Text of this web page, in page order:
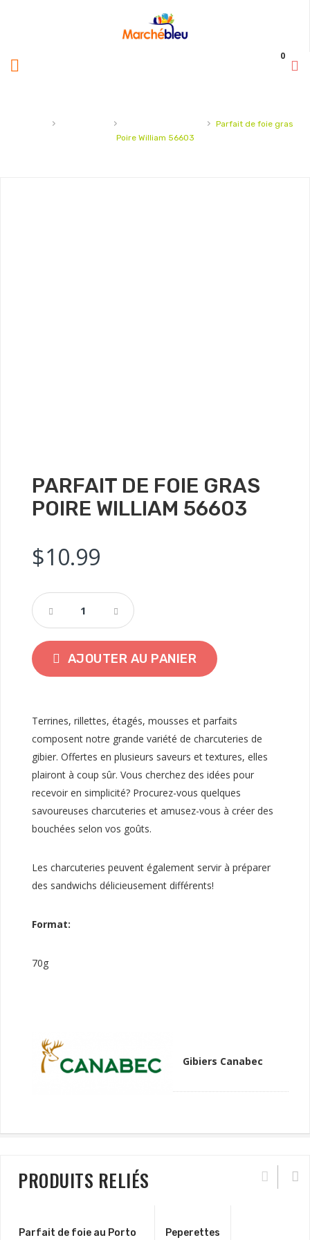
0
› › ›
Parfait de foie gras
Poire William 56603
PARFAIT DE FOIE GRAS
POIRE WILLIAM 56603
$10.99
AJOUTER AU PANIER
Terrines, rillettes, étagés, mousses et parfaits
composent notre grande variété de charcuteries de
gibier. Offertes en plusieurs saveurs et textures, elles
plairont à coup sûr. Vous cherchez des idées pour
recevoir en simplicité? Procurez-vous quelques
savoureuses charcuteries et amusez-vous à créer des
bouchées selon vos goûts.
Les charcuteries peuvent également servir à préparer
des sandwichs délicieusement différents!
Format:
70g
Gibiers Canabec
PRODUITS RELIÉS
Parfait de foie au Porto
Peperettes